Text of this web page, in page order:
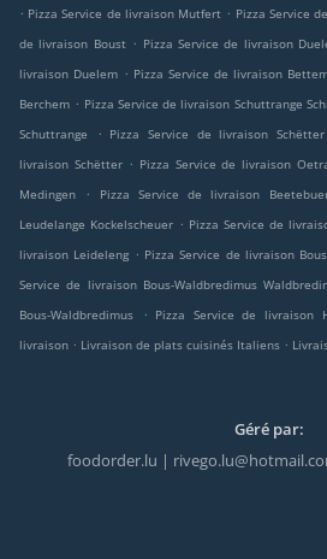
. Pizza Service de livraison Mutfert . Pizza Service
de livraison Boust . Pizza Service de livraison
livraison Duelem . Pizza Service de livraison
Berchem . Pizza Service de livraison Schuttrange
Schuttrange
. Pizza Service de livraison Schëtter
livraison Schëtter . Pizza Service de livraison
Medingen
. Pizza Service de livraison
Leudelange Kockelscheuer . Pizza Service de
livraison Leideleng . Pizza Service de livraison
Service de livraison Bous-Waldbredimus
Bous-Waldbredimus
. Pizza Service de livraison
livraison . Livraison de plats cuisinés Italiens .
Géré par:
foodorder.lu |